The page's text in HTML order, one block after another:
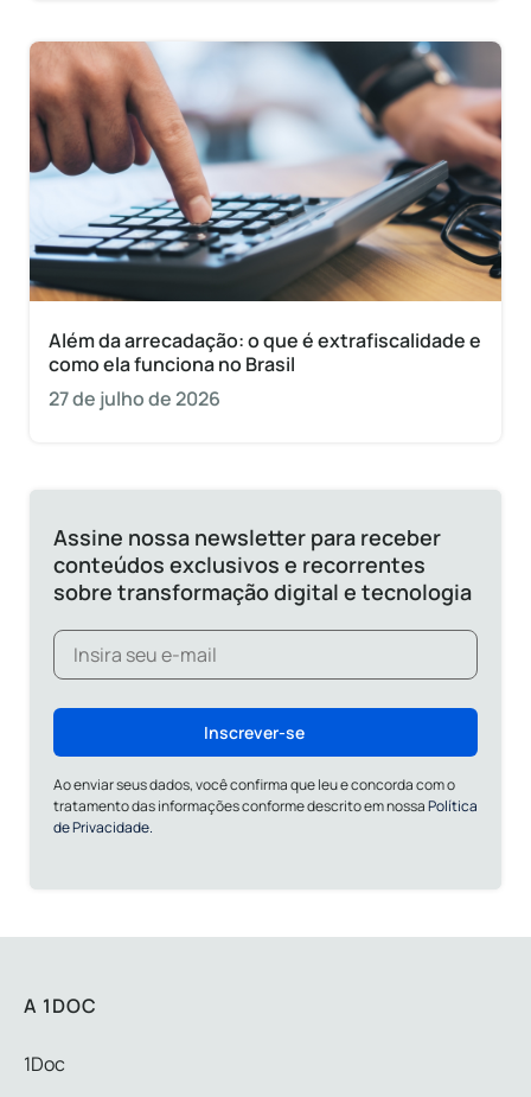
Além da arrecadação: o que é extrafiscalidade e
como ela funciona no Brasil
27 de julho de 2026
Assine nossa newsletter para receber
conteúdos exclusivos e recorrentes
sobre transformação digital e tecnologia
Inscrever-se
Ao enviar seus dados, você confirma que leu e concorda com o
tratamento das informações conforme descrito em nossaPolítica
de Privacidade.
A 1DOC
1Doc